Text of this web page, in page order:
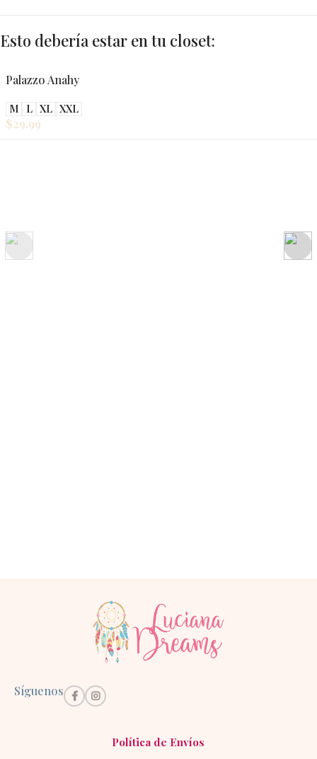
Esto debería estar en tu closet:
Palazzo Anahy
M L XL XXL
$29.99
Síguenos
Política de Envíos